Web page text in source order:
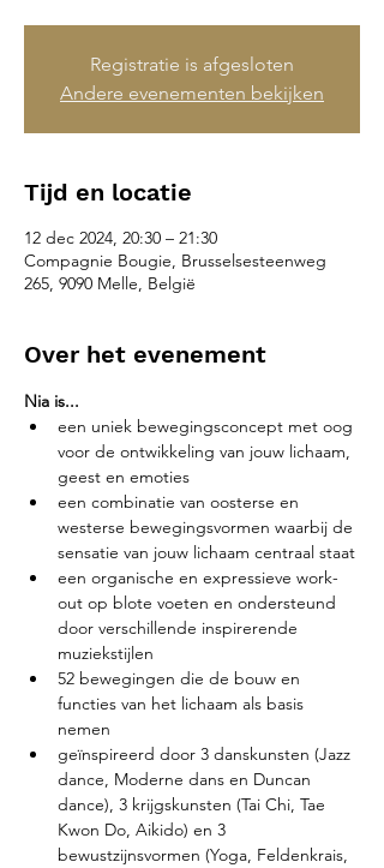
Registratie is afgesloten
Andere evenementen bekijken
Tijd en locatie
12 dec 2024, 20:30 – 21:30
Compagnie Bougie, Brusselsesteenweg
265, 9090 Melle, België
Over het evenement
Nia is...
een uniek bewegingsconcept met oog
voor de ontwikkeling van jouw lichaam,
geest en emoties
een combinatie van oosterse en
westerse bewegingsvormen waarbij de
sensatie van jouw lichaam centraal staat
een organische en expressieve work-
out op blote voeten en ondersteund
door verschillende inspirerende
muziekstijlen
52 bewegingen die de bouw en
functies van het lichaam als basis
nemen
geïnspireerd door 3 danskunsten (Jazz
dance, Moderne dans en Duncan
dance), 3 krijgskunsten (Tai Chi, Tae
Kwon Do, Aikido) en 3
bewustzijnsvormen (Yoga, Feldenkrais,